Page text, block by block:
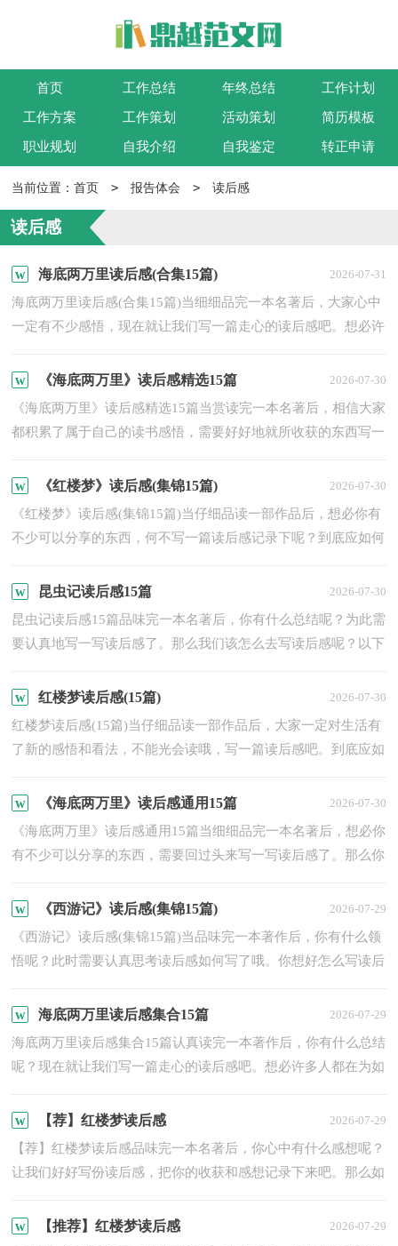
首页 工作总结 年终总结 工作计划
工作方案 工作策划 活动策划 简历模板
职业规划 自我介绍 自我鉴定 转正申请
当前位置：首页 > 报告体会 > 读后感
读后感
海底两万里读后感(合集15篇) 2026-07-31
海底两万里读后感(合集15篇)当细细品完一本名著后，大家心中
一定有不少感悟，现在就让我们写一篇走心的读后感吧。想必许
《海底两万里》读后感精选15篇 2026-07-30
《海底两万里》读后感精选15篇当赏读完一本名著后，相信大家
都积累了属于自己的读书感悟，需要好好地就所收获的东西写一
《红楼梦》读后感(集锦15篇) 2026-07-30
《红楼梦》读后感(集锦15篇)当仔细品读一部作品后，想必你有
不少可以分享的东西，何不写一篇读后感记录下呢？到底应如何
家...
昆虫记读后感15篇 2026-07-30
昆虫记读后感15篇品味完一本名著后，你有什么总结呢？为此需
要认真地写一写读后感了。那么我们该怎么去写读后感呢？以下
虫...
红楼梦读后感(15篇) 2026-07-30
红楼梦读后感(15篇)当仔细品读一部作品后，大家一定对生活有
了新的感悟和看法，不能光会读哦，写一篇读后感吧。到底应如
读...
《海底两万里》读后感通用15篇 2026-07-30
《海底两万里》读后感通用15篇当细细品完一本名著后，想必你
有不少可以分享的东西，需要回过头来写一写读后感了。那么你
《西游记》读后感(集锦15篇) 2026-07-29
《西游记》读后感(集锦15篇)当品味完一本著作后，你有什么领
悟呢？此时需要认真思考读后感如何写了哦。你想好怎么写读后
考...
海底两万里读后感集合15篇 2026-07-29
海底两万里读后感集合15篇认真读完一本著作后，你有什么总结
呢？现在就让我们写一篇走心的读后感吧。想必许多人都在为如
【荐】红楼梦读后感 2026-07-29
【荐】红楼梦读后感品味完一本名著后，你心中有什么感想呢？
让我们好好写份读后感，把你的收获和感想记录下来吧。那么如
感...
【推荐】红楼梦读后感 2026-07-29